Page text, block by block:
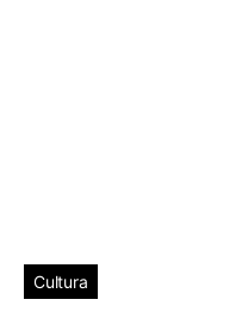
Cultura